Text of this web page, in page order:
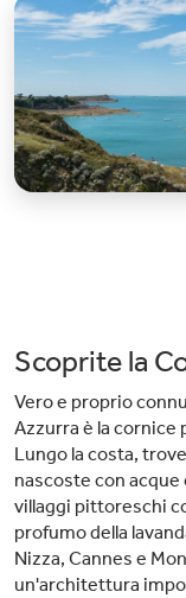
Scoprite la
Vero e proprio
Azzurra è la cornice
Lungo la costa,
nascoste con
villaggi pittoreschi
profumo della
Nizza, Cannes e
un'architettura